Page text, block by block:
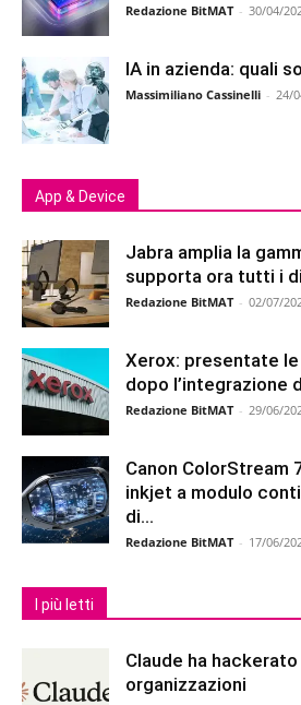
Redazione BitMAT - 30/04/
IA in azienda: quali
Massimiliano Cassinelli - 24/
App & Device
Jabra amplia la
supporta ora tutti i
Redazione BitMAT - 02/07/
Xerox: presentate
dopo l’integrazione
Redazione BitMAT - 29/06/
Canon ColorStream
inkjet a modulo
di...
Redazione BitMAT - 17/06/
I più letti
Claude ha
organizzazioni